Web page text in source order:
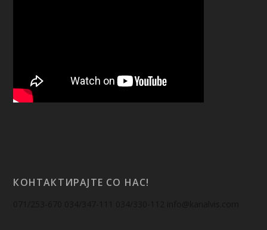
КОНТАКТИРАЈТЕ СО НАС!